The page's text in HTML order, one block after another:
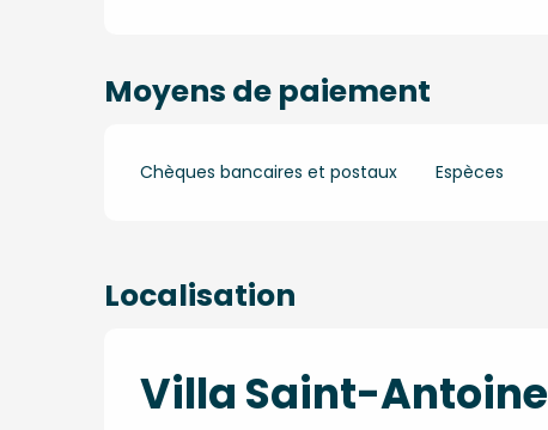
Moyens de paiement
Chèques bancaires et postaux Espèces
Localisation
Villa Saint-Antoine